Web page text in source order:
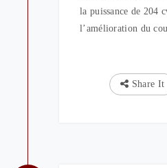
la puissance de 204
l’amélioration du
Share It